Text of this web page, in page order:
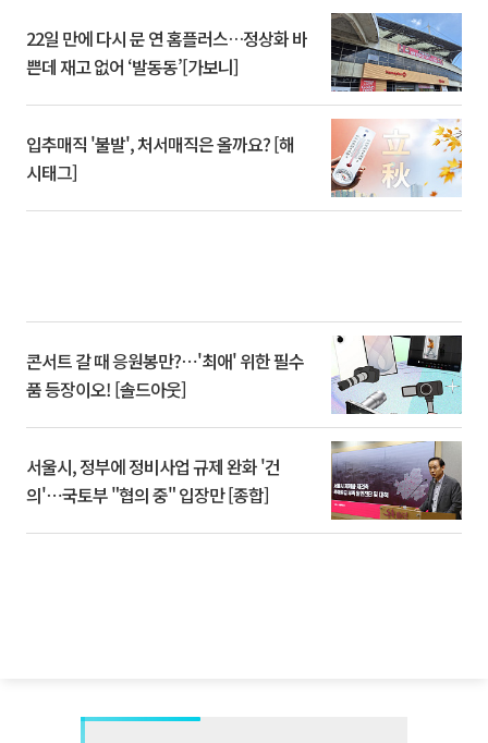
22일 만에 다시 문 연 홈플러스…정상화 바
쁜데 재고 없어 ‘발동동’[가보니]
입추매직 '불발', 처서매직은 올까요? [해
시태그]
콘서트 갈 때 응원봉만?⋯'최애' 위한 필수
품 등장이오! [솔드아웃]
서울시, 정부에 정비사업 규제 완화 '건
의'⋯국토부 "협의 중" 입장만 [종합]